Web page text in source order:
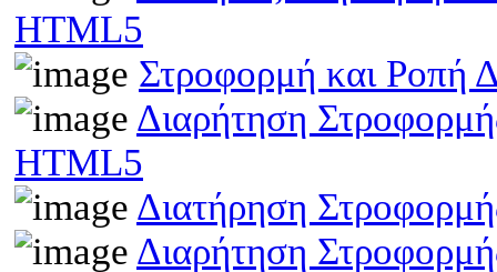
HTML5
Στροφορμή και Ροπή
Διαρήτηση
HTML5
Διατήρηση
Διαρήτηση